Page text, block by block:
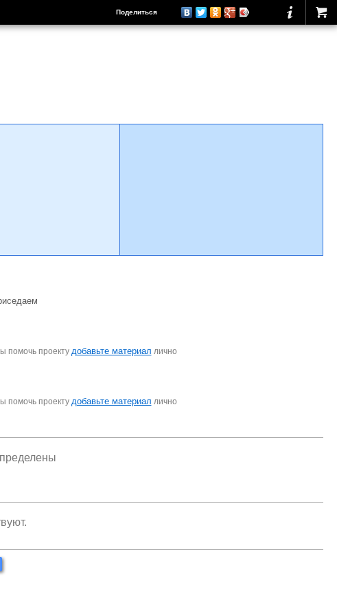
Поделиться
помочь проекту добавьте материал лично
помочь проекту добавьте материал лично